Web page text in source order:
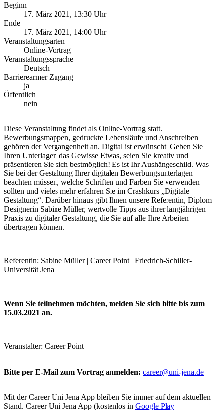
Beginn
17. März 2021, 13:30 Uhr
Ende
17. März 2021, 14:00 Uhr
Veranstaltungsarten
Online-Vortrag
Veranstaltungssprache
Deutsch
Barrierearmer Zugang
ja
Öffentlich
nein
Diese Veranstaltung findet als Online-Vortrag statt.
Bewerbungsmappen, gedruckte Lebensläufe und Anschreiben
gehören der Vergangenheit an. Digital ist erwünscht. Geben Sie
Ihren Unterlagen das Gewisse Etwas, seien Sie kreativ und
präsentieren Sie sich bestmöglich! Es ist Ihr Aushängeschild. Was
Sie bei der Gestaltung Ihrer digitalen Bewerbungsunterlagen
beachten müssen, welche Schriften und Farben Sie verwenden
sollten und vieles mehr erfahren Sie im Crashkurs „Digitale
Gestaltung“. Darüber hinaus gibt Ihnen unsere Referentin, Diplom
Designerin Sabine Müller, wertvolle Tipps aus ihrer langjährigen
Praxis zu digitaler Gestaltung, die Sie auf alle Ihre Arbeiten
übertragen können.
Referentin: Sabine Müller | Career Point | Friedrich-Schiller-
Universität Jena
Wenn Sie teilnehmen möchten, melden Sie sich bitte bis zum
15.03.2021 an.
Veranstalter: Career Point
Bitte per E-Mail zum Vortrag anmelden: career@uni-jena.de
Mit der Career Uni Jena App bleiben Sie immer auf dem aktuellen
Stand. Career Uni Jena App (kostenlos in Google Play